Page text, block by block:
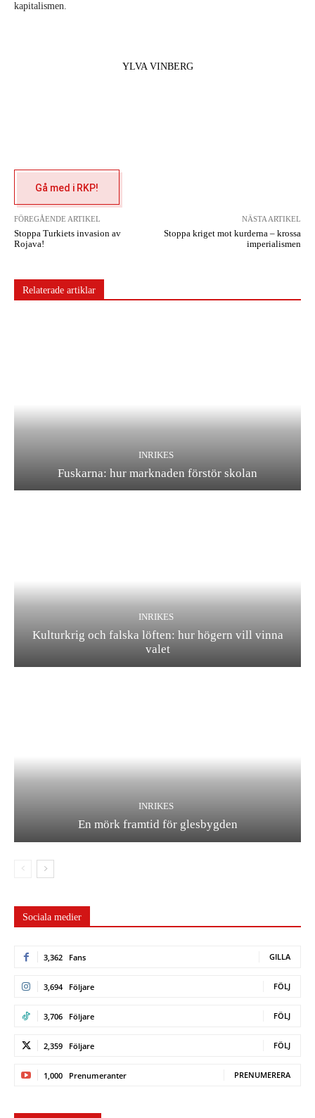
kapitalismen.
YLVA VINBERG
Gå med i RKP!
FÖREGÅENDE ARTIKEL
Stoppa Turkiets invasion av
Rojava!
NÄSTA ARTIKEL
Stoppa kriget mot kurderna – krossa
imperialismen
Relaterade artiklar
INRIKES
Fuskarna: hur marknaden förstör skolan
INRIKES
Kulturkrig och falska löften: hur högern vill vinna
valet
INRIKES
En mörk framtid för glesbygden
Sociala medier
3,362 Fans GILLA
3,694 Följare FÖLJ
3,706 Följare FÖLJ
2,359 Följare FÖLJ
1,000 Prenumeranter PRENUMERERA